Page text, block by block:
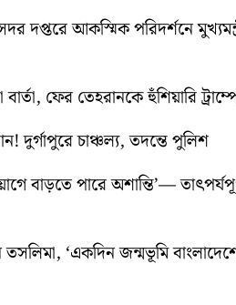
দপ্তরে আকস্মিক পরিদর্শনে
ফের তেহরানকে হুঁশিয়ারি
দুর্গাপুরে চাঞ্চল্য, তদন্তে পুলিশ
বাড়তে পারে অশান্তি’—
‘একদিন জন্মভূমি